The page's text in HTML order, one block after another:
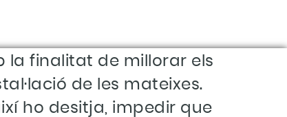
la finalitat de millorar els
de les mateixes.
ho desitja, impedir que